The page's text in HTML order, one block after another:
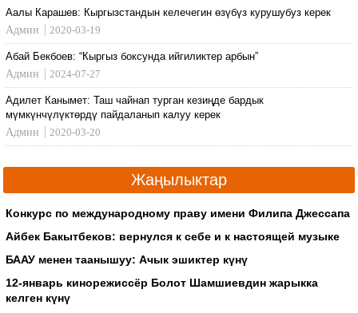
Аалы Карашев: Кыргызстандын келечегин өзүбүз курушубуз керек
Админ
2020-03-19
Абай Бекбоев: “Кыргыз боксунда ийгиликтер арбын”
Админ
2024-07-27
Адилет Канымет: Таш чайнап турган кезиңде бардык
мүмкүнчүлүктөрдү пайдаланып калуу керек
Админ
2020-03-20
Жаңылыктар
Конкурс по международному праву имени Филипа Джессапа
Айбек Бакытбеков: вернулся к себе и к настоящей музыке
БААУ менен таанышуу: Ачык эшиктер күнү
12-январь кинорежиссёр Болот Шамшиевдин жарыкка
келген күнү